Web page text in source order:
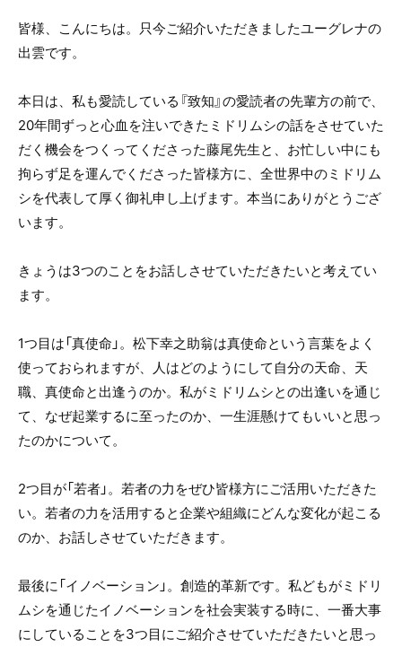
皆様、こんにちは。只今ご紹介いただきましたユーグレナの
出雲です。
本日は、私も愛読している『致知』の愛読者の先輩方の前で、
20年間ずっと心血を注いできたミドリムシの話をさせていた
だく機会をつくってくださった藤尾先生と、お忙しい中にも
拘らず足を運んでくださった皆様方に、全世界中のミドリム
シを代表して厚く御礼申し上げます。本当にありがとうござ
います。
きょうは3つのことをお話しさせていただきたいと考えてい
ます。
1つ目は「真使命」。松下幸之助翁は真使命という言葉をよく
使っておられますが、人はどのようにして自分の天命、天
職、真使命と出逢うのか。私がミドリムシとの出逢いを通じ
て、なぜ起業するに至ったのか、一生涯懸けてもいいと思っ
たのかについて。
2つ目が「若者」。若者の力をぜひ皆様方にご活用いただきた
い。若者の力を活用すると企業や組織にどんな変化が起こる
のか、お話しさせていただきます。
最後に「イノベーション」。創造的革新です。私どもがミドリ
ムシを通じたイノベーションを社会実装する時に、一番大事
にしていることを3つ目にご紹介させていただきたいと思っ